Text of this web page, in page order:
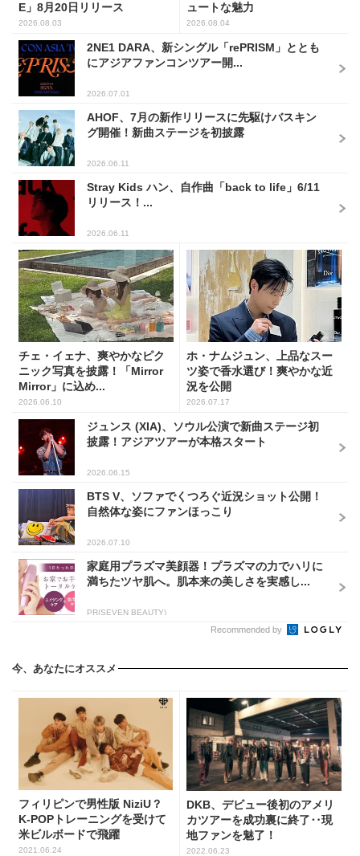
E」8月20日リリース
2026.08.03
ュートな魅力
2026.08.04
2NE1 DARA、新シングル「rePRISM」ととも
にアジアファンコンツアー開...
2026.07.01
AHOF、7月の新作リリースに先駆けバスキン
グ開催！新曲ステージを初披露
2026.06.11
Stray Kids ハン、自作曲「back to life」6/11
リリース！...
2026.06.11
チェ・イェナ、爽やかなピク
ニック写真を披露！「Mirror
Mirror」に込め...
2026.06.10
ホ・ナムジュン、上品なスー
ツ姿で香水選び！爽やかな近
況を公開
2026.07.17
ジュンス (XIA)、ソウル公演で新曲ステージ初
披露！アジアツアーが本格スタート
2026.06.15
BTS V、ソファでくつろぐ近況ショット公開！
自然体な姿にファンほっこり
2026.07.10
家庭用プラズマ美顔器！プラズマの力でハリに
満ちたツヤ肌へ。肌本来の美しさを実感し...
PR(SEVEN BEAUTY)
Recommended by
今、あなたにオススメ
フィリピンで男性版 NiziU？
K-POPトレーニングを受けて
米ビルボードで飛躍
2021.06.24
DKB、デビュー後初のアメリ
カツアーを成功裏に終了‥現
地ファンを魅了！
2022.06.23